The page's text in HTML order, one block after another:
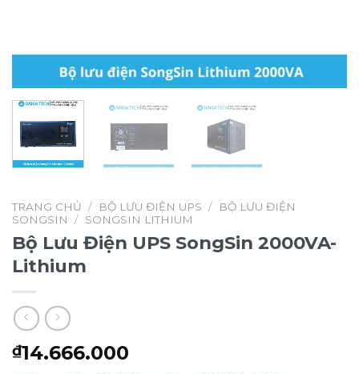
TRANG CHỦ / BỘ LƯU ĐIỆN UPS /
BỘ LƯU ĐIỆN
SONGSIN
/ SONGSIN LITHIUM
Bộ Lưu Điện UPS SongSin 2000VA-
Lithium
₫14.666.000